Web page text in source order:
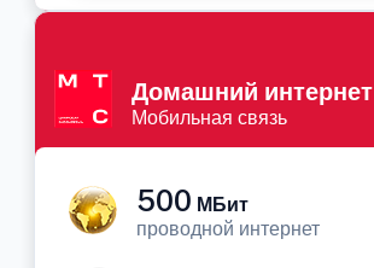
Домашний интернет
Мобильная связь
500 МБит
проводной интернет